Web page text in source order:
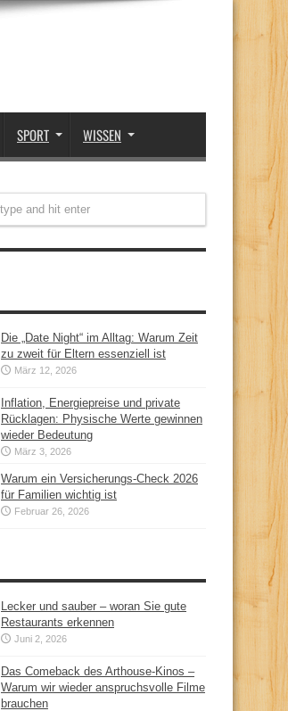
SPORT WISSEN
Die „Date Night“ im Alltag: Warum Zeit
zu zweit für Eltern essenziell ist
März 12, 2026
Inflation, Energiepreise und private
Rücklagen: Physische Werte gewinnen
wieder Bedeutung
März 3, 2026
Warum ein Versicherungs-Check 2026
für Familien wichtig ist
Februar 26, 2026
Lecker und sauber – woran Sie gute
Restaurants erkennen
Juni 2, 2026
Das Comeback des Arthouse-Kinos –
Warum wir wieder anspruchsvolle Filme
brauchen